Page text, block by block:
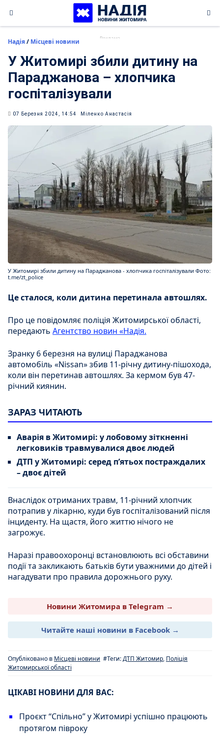
content
Надія/ Місцеві новини
У Житомирі збили дитину на
Параджанова – хлопчика
госпіталізували
07 Березня 2024, 14:54 Міленко Анастасія
У Житомирі збили дитину на Параджанова - хлопчика госпіталізували Фото:
t.me/zt_police
Це сталося, коли дитина перетинала автошлях.
Про це повідомляє поліція Житомирської області,
передають Агентство новин «Надія.
Зранку 6 березня на вулиці Параджанова
автомобіль «Nissan» збив 11-річну дитину-пішохода,
коли він перетинав автошлях. За кермом був 47-
річний киянин.
ЗАРАЗ ЧИТАЮТЬ
Аварія в Житомирі: у лобовому зіткненні
легковиків травмувалися двоє людей
ДТП у Житомирі: серед п’ятьох постраждалих
– двоє дітей
Внаслідок отриманих травм, 11-річний хлопчик
потрапив у лікарню, куди був госпіталізований після
інциденту. На щастя, його життю нічого не
загрожує.
Наразі правоохоронці встановлюють всі обставини
події та закликають батьків бути уважними до дітей і
нагадувати про правила дорожнього руху.
Новини Житомира в Telegram →
Читайте наші новини в Facebook →
Опубліковано в Місцеві новини #Теги:ДТП Житомир, Поліція
Житомирської області
ЦІКАВІ НОВИНИ ДЛЯ ВАС:
Проєкт “Спільно” у Житомирі успішно працюють
протягом півроку